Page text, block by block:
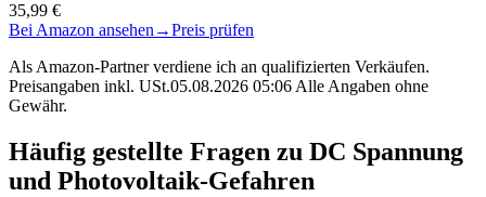
35,99 €
Bei Amazon ansehen →Preis prüfen
Als Amazon-Partner verdiene ich an qualifizierten Verkäufen.
Preisangaben inkl. USt.05.08.2026 05:06 Alle Angaben ohne
Gewähr.
Häufig gestellte Fragen zu DC Spannung
und Photovoltaik-Gefahren